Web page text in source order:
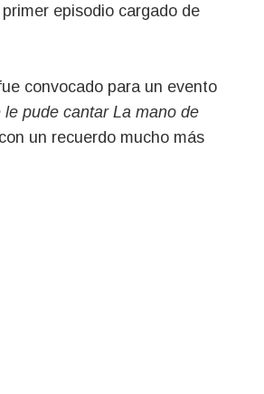
episodio cargado de
convocado para un evento
pude cantar La mano de
un recuerdo mucho más